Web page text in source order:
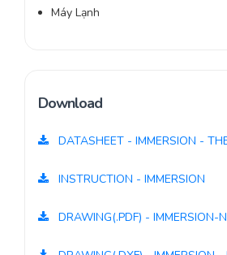
Máy Lạnh
Download
DATASHEET - IMMERSION -
INSTRUCTION - IMMERSION
DRAWING(.PDF) - IMMERSION-